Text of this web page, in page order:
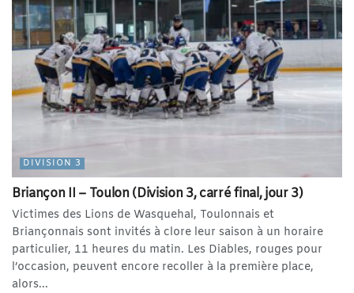
DIVISION 3
Briançon II – Toulon (Division 3, carré final, jour 3)
Victimes des Lions de Wasquehal, Toulonnais et
Briançonnais sont invités à clore leur saison à un horaire
particulier, 11 heures du matin. Les Diables, rouges pour
l’occasion, peuvent encore recoller à la première place,
alors...